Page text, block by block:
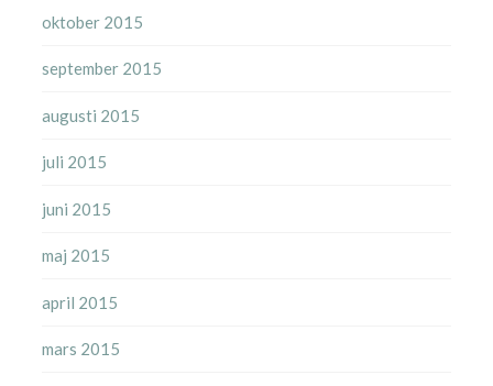
oktober 2015
september 2015
augusti 2015
juli 2015
juni 2015
maj 2015
april 2015
mars 2015